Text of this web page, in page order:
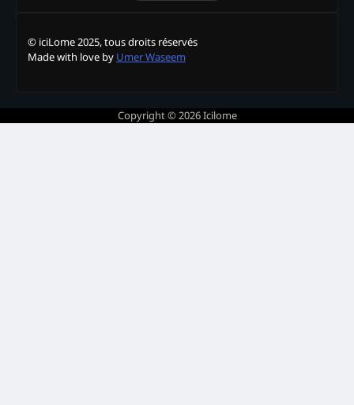
© iciLome 2025, tous droits réservés
Made with love by Umer Waseem
Copyright © 2026Icilome